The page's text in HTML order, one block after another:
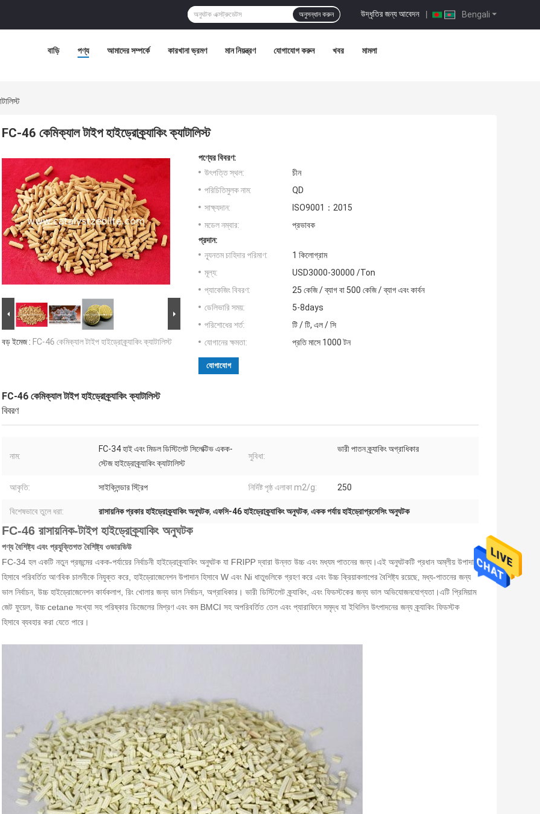
Bengali
উদ্ধৃতির জন্য আবেদন |
অনুসন্ধান করুন
বাড়ি পণ্য আমাদের সম্পর্কে কারখানা ভ্রমণ মান নিয়ন্ত্রণ যোগাযোগ করুন খবর মামলা
FC-46 কেমিক্যাল টাইপ হাইড্রোক্র্যাকিং ক্যাটালিস্ট
বড় ইমেজ : FC-46 কেমিক্যাল টাইপ হাইড্রোক্র্যাকিং ক্যাটালিস্ট
পণ্যের বিবরণ:
উৎপত্তি স্থল:
চীন
পরিচিতিমুলক নাম:
QD
সাক্ষ্যদান:
ISO9001：2015
মডেল নম্বার:
প্রভাবক
প্রদান:
ন্যূনতম চাহিদার পরিমাণ:
1 কিলোগ্রাম
মূল্য:
USD3000-30000 /Ton
প্যাকেজিং বিবরণ:
25 কেজি / ব্যাগ বা 500 কেজি / ব্যাগ এবং কার্বন
ডেলিভারি সময়:
5-8days
পরিশোধের শর্ত:
টি / টি, এল / সি
যোগানের ক্ষমতা:
প্রতি মাসে 1000 টন
যোগাযোগ
FC-46 কেমিক্যাল টাইপ হাইড্রোক্র্যাকিং ক্যাটালিস্ট
বিবরণ
নাম:
FC-34 হাই এবং মিডল ডিস্টিলেট সিলেক্টিভ একক-
স্টেজ হাইড্রোক্র্যাকিং ক্যাটালিস্ট
সুবিধা:
ভারী পাতন ক্র্যাকিং অগ্রাধিকার
আকৃতি: সাইক্লিন্ডার স্ট্রিপ নির্দিষ্ট পৃষ্ঠ এলাকা m2/g: 250
বিশেষভাবে তুলে ধরা: রাসায়নিক প্রকার হাইড্রোক্র্যাকিং অনুঘটক, এফসি-46 হাইড্রোক্র্যাকিং অনুঘটক, একক পর্যায় হাইড্রোপ্রসেসিং অনুঘটক
FC-46 রাসায়নিক-টাইপ হাইড্রোক্র্যাকিং অনুঘটক
পণ্য বৈশিষ্ট্য এবং প্রযুক্তিগত বৈশিষ্ট্য ওভারভিউ
FC-34 হল একটি নতুন প্রজন্মের একক-পর্যায়ের নির্বাচনী হাইড্রোক্র্যাকিং অনুঘটক যা FRIPP দ্বারা উন্নত উচ্চ এবং মধ্যম পাতনের জন্য।এই অনুঘটকটি প্রধান অম্লীয় উপাদান
হিসাবে পরিবর্তিত আণবিক চালনীকে নিযুক্ত করে, হাইড্রোজেনেশন উপাদান হিসাবে W এবং Ni ধাতুগুলিকে গ্রহণ করে এবং উচ্চ ক্রিয়াকলাপের বৈশিষ্ট্য রয়েছে, মধ্য-পাতনের জন্য
ভাল নির্বাচন, উচ্চ হাইড্রোজেনেশন কার্যকলাপ, রিং খোলার জন্য ভাল নির্বাচন, অগ্রাধিকার। ভারী ডিস্টিলেট ক্র্যাকিং, এবং ফিডস্টকের জন্য ভাল অভিযোজনযোগ্যতা।এটি প্রিমিয়াম
জেট ফুয়েল, উচ্চ cetane সংখ্যা সহ পরিষ্কার ডিজেলের মিশ্রণ এবং কম BMCI সহ অপরিবর্তিত তেল এবং প্যারাফিনে সমৃদ্ধ যা ইথিলিন উৎপাদনের জন্য ক্র্যাকিং ফিডস্টক
হিসাবে ব্যবহার করা যেতে পারে।